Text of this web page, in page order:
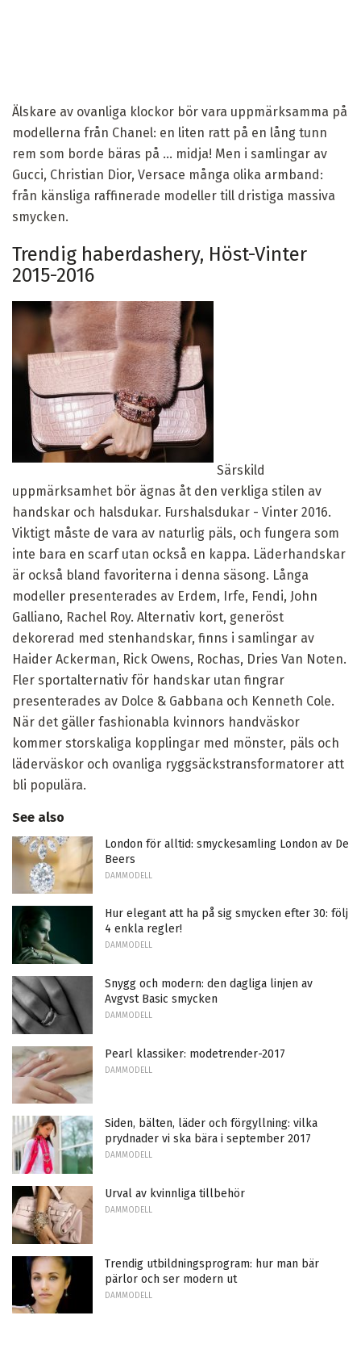
Älskare av ovanliga klockor bör vara uppmärksamma på
modellerna från Chanel: en liten ratt på en lång tunn
rem som borde bäras på ... midja! Men i samlingar av
Gucci, Christian Dior, Versace många olika armband:
från känsliga raffinerade modeller till dristiga massiva
smycken.
Trendig haberdashery, Höst-Vinter
2015-2016
Särskild
uppmärksamhet bör ägnas åt den verkliga stilen av
handskar och halsdukar. Furshalsdukar - Vinter 2016.
Viktigt måste de vara av naturlig päls, och fungera som
inte bara en scarf utan också en kappa. Läderhandskar
är också bland favoriterna i denna säsong. Långa
modeller presenterades av Erdem, Irfe, Fendi, John
Galliano, Rachel Roy. Alternativ kort, generöst
dekorerad med stenhandskar, finns i samlingar av
Haider Ackerman, Rick Owens, Rochas, Dries Van Noten.
Fler sportalternativ för handskar utan fingrar
presenterades av Dolce & Gabbana och Kenneth Cole.
När det gäller fashionabla kvinnors handväskor
kommer storskaliga kopplingar med mönster, päls och
läderväskor och ovanliga ryggsäckstransformatorer att
bli populära.
See also
London för alltid: smyckesamling London av De
Beers
DAMMODELL
Hur elegant att ha på sig smycken efter 30: följ
4 enkla regler!
DAMMODELL
Snygg och modern: den dagliga linjen av
Avgvst Basic smycken
DAMMODELL
Pearl klassiker: modetrender-2017
DAMMODELL
Siden, bälten, läder och förgyllning: vilka
prydnader vi ska bära i september 2017
DAMMODELL
Urval av kvinnliga tillbehör
DAMMODELL
Trendig utbildningsprogram: hur man bär
pärlor och ser modern ut
DAMMODELL